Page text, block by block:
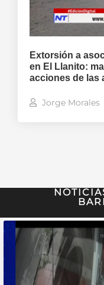
Extorsión a
en El Llanito:
acciones de las
Jorge Morales